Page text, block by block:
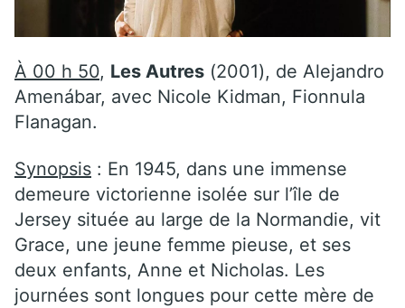
À 00 h 50, Les Autres (2001), de Alejandro
Amenábar, avec Nicole Kidman, Fionnula
Flanagan.
Synopsis : En 1945, dans une immense
demeure victorienne isolée sur l’île de
Jersey située au large de la Normandie, vit
Grace, une jeune femme pieuse, et ses
deux enfants, Anne et Nicholas. Les
journées sont longues pour cette mère de